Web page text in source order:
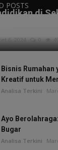
POSTS
di
6, 2024 0
Bisnis
Kreatif untuk
Analisa Terkini
Ayo
Bugar
Analisa Terkini